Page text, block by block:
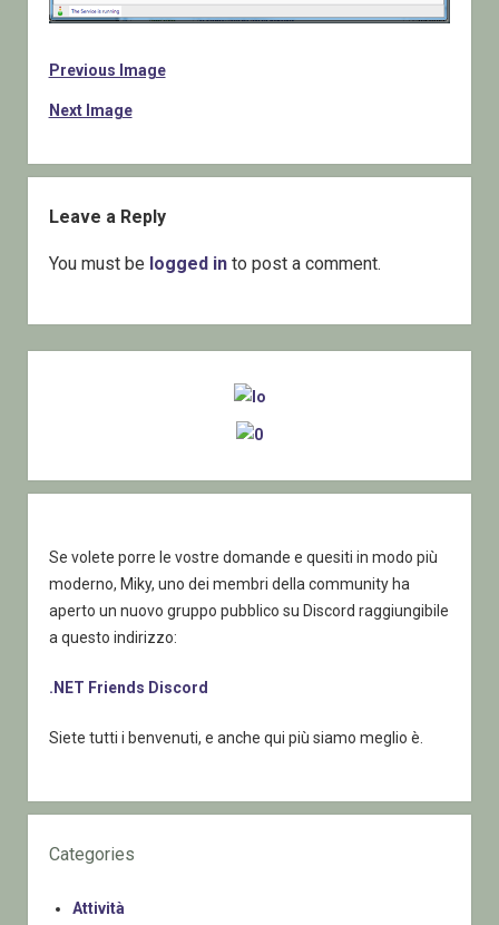
Previous Image
Next Image
Leave a Reply
You must be logged into post a comment.
Se volete porre le vostre domande e quesiti in modo più
moderno, Miky, uno dei membri della community ha
aperto un nuovo gruppo pubblico su Discord raggiungibile
a questo indirizzo:
.NET Friends Discord
Siete tutti i benvenuti, e anche qui più siamo meglio è.
Categories
Attività